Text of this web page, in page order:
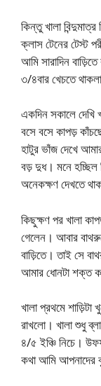
কিন্তু খালা
ক্লাস টেনের টেস্ট
আমি সারাদিন
৩/৪বার খেচতে
একদিন সকালে দেখি
বসে বসে কাপড়
হাটুর ভাঁজ দেখে
বড় দুধ। মনে হচ্ছিল
অনেকক্ষণ দেখতে
কিছুক্ষণ পর খালা
গেলেন। আবার
বাড়িতে। তাই সে
আমার ধোনটা শক্ত
খালা প্রথমে শাড়িটা
রাখলো। খালা শুধু
৪/৫ ইঞ্চি নিচে।
কথা আমি আপনাদের